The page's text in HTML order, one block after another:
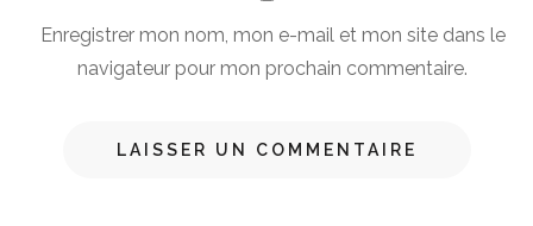
Enregistrer mon nom, mon e-mail et mon site dans le
navigateur pour mon prochain commentaire.